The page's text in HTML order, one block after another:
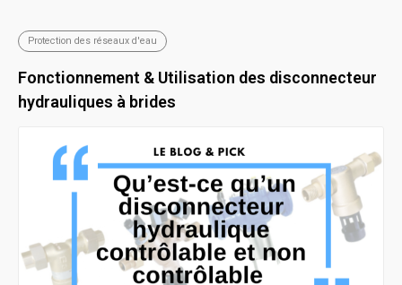
Protection des réseaux d'eau
Fonctionnement & Utilisation des disconnecteur
hydrauliques à brides